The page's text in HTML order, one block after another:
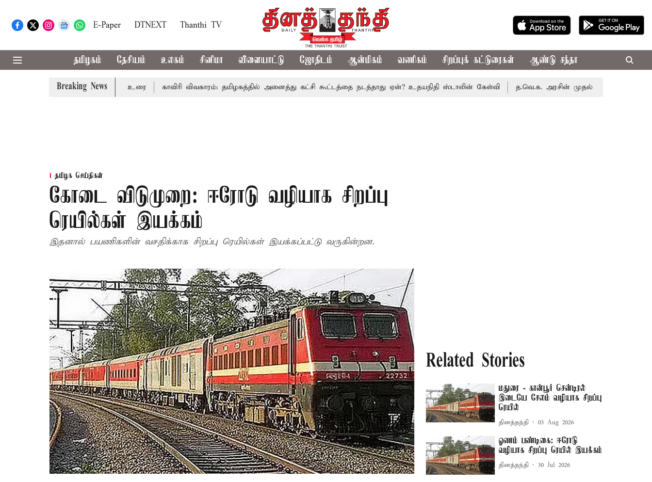
E-Paper DTNEXT Thanthi TV
தமிழகம் தேசியம் உலகம் சினிமா விளையாட்டு ஜோதிடம் ஆன்மிகம் வணிகம் சிறப்புக் கட்டுரைகள் ஆண்டு சந்தா
Breaking News
முதல்-அமைச்சர் விஜய் உரை காவிரி விவகாரம்: தமிழகத்தில் அனைத்து கட்சி கூட்டத்தை நடத்தாது ஏன்? உதயநிதி ஸ்டாலின் கேள்வி த.வெ.க. அரசின் முதல் பட்ஜெட்: மாற்றமா?,
தமிழக செய்திகள்
கோடை விடுமுறை: ஈரோடு வழியாக சிறப்பு
ரெயில்கள் இயக்கம்
இதனால் பயணிகளின் வசதிக்காக சிறப்பு ரெயில்கள் இயக்கப்பட்டு வருகின்றன.
Related Stories
மதுரை - கான்பூர் சென்டிரல்
இடையே சேலம் வழியாக சிறப்பு
ரெயில்
தினத்தந்தி 03 Aug 2026
ஓணம் பண்டிகை: ஈரோடு
வழியாக சிறப்பு ரெயில் இயக்கம்
தினத்தந்தி 30 Jul 2026